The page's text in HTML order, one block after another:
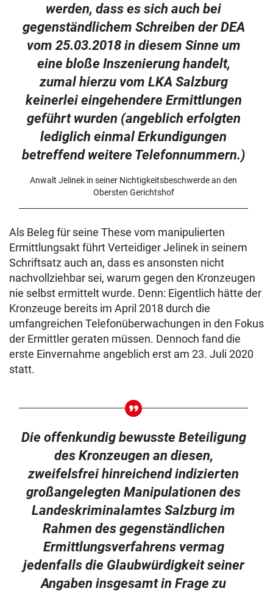
werden, dass es sich auch bei
gegenständlichem Schreiben der DEA
vom 25.03.2018 in diesem Sinne um
eine bloße Inszenierung handelt,
zumal hierzu vom LKA Salzburg
keinerlei eingehendere Ermittlungen
geführt wurden (angeblich erfolgten
lediglich einmal Erkundigungen
betreffend weitere Telefonnummern.)
Anwalt Jelinek in seiner Nichtigkeitsbeschwerde an den
Obersten Gerichtshof
Als Beleg für seine These vom manipulierten
Ermittlungsakt führt Verteidiger Jelinek in seinem
Schriftsatz auch an, dass es ansonsten nicht
nachvollziehbar sei, warum gegen den Kronzeugen
nie selbst ermittelt wurde. Denn: Eigentlich hätte der
Kronzeuge bereits im April 2018 durch die
umfangreichen Telefonüberwachungen in den Fokus
der Ermittler geraten müssen. Dennoch fand die
erste Einvernahme angeblich erst am 23. Juli 2020
statt.
Die offenkundig bewusste Beteiligung
des Kronzeugen an diesen,
zweifelsfrei hinreichend indizierten
großangelegten Manipulationen des
Landeskriminalamtes Salzburg im
Rahmen des gegenständlichen
Ermittlungsverfahrens vermag
jedenfalls die Glaubwürdigkeit seiner
Angaben insgesamt in Frage zu